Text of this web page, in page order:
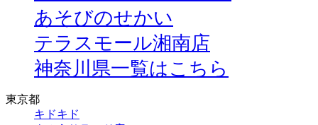
あそびのせかい
テラスモール湘南店
神奈川県一覧はこちら
東京都
キドキド